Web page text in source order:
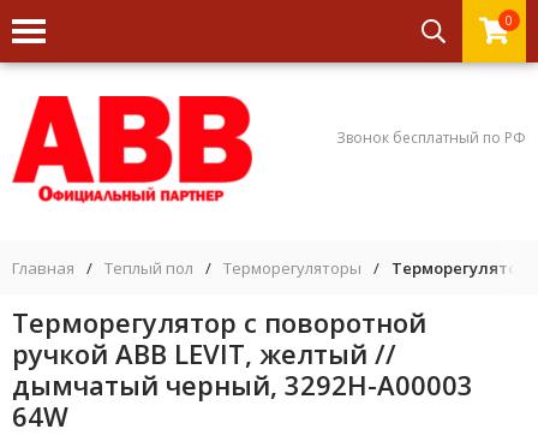
0
Звонок бесплатный по РФ
Главная / Теплый пол / Терморегуляторы / Терморегулятор
Терморегулятор с поворотной
ручкой ABB LEVIT, желтый //
дымчатый черный, 3292H-A00003
64W